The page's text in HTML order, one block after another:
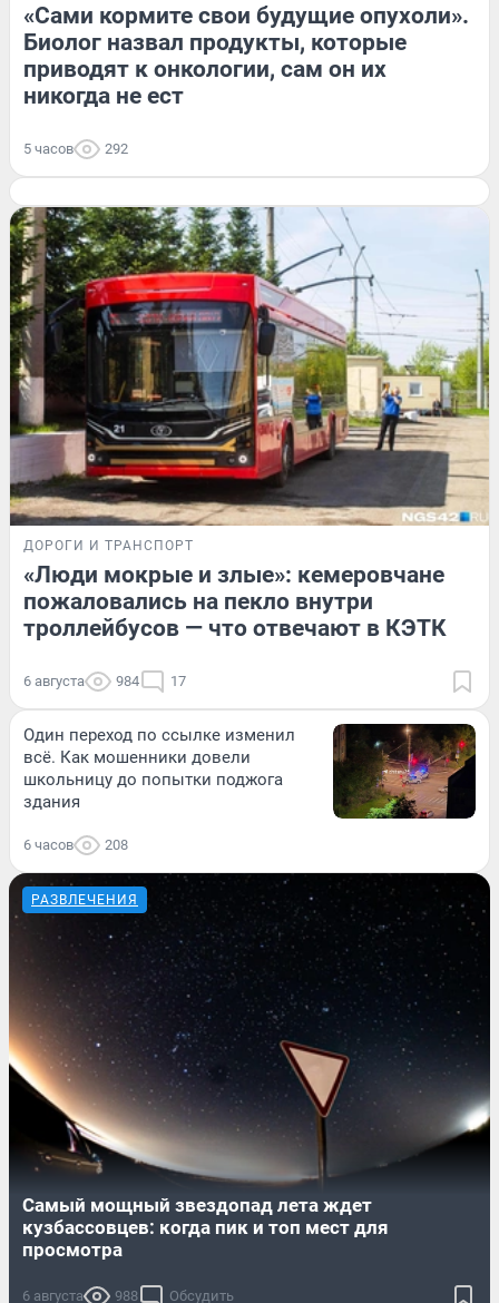
«Сами кормите свои будущие опухоли».
Биолог назвал продукты, которые
приводят к онкологии, сам он их
никогда не ест
5 часов 292
ДОРОГИ И ТРАНСПОРТ
«Люди мокрые и злые»: кемеровчане
пожаловались на пекло внутри
троллейбусов — что отвечают в КЭТК
6 августа 984 17
Один переход по ссылке изменил
всё. Как мошенники довели
школьницу до попытки поджога
здания
6 часов 208
РАЗВЛЕЧЕНИЯ
Самый мощный звездопад лета ждет
кузбассовцев: когда пик и топ мест для
просмотра
6 августа 988 Обсудить